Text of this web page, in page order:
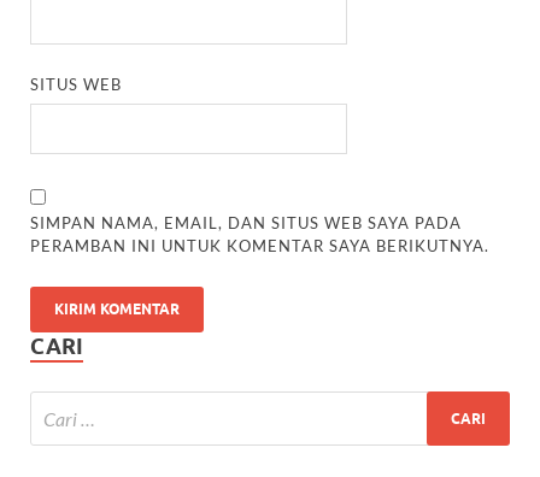
SITUS WEB
SIMPAN NAMA, EMAIL, DAN SITUS WEB SAYA PADA
PERAMBAN INI UNTUK KOMENTAR SAYA BERIKUTNYA.
CARI